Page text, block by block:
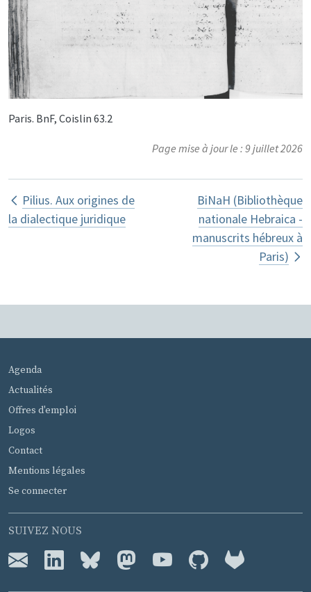
Paris. BnF, Coislin 63.2
Page mise à jour le : 9 juillet 2026
Pilius. Aux origines de
la dialectique juridique
BiNaH (Bibliothèque
nationale Hebraica -
manuscrits hébreux à
Paris)
MENU PIED DE PAGE
Agenda
Actualités
Offres d'emploi
Logos
Contact
Mentions légales
Se connecter
SUIVEZ NOUS